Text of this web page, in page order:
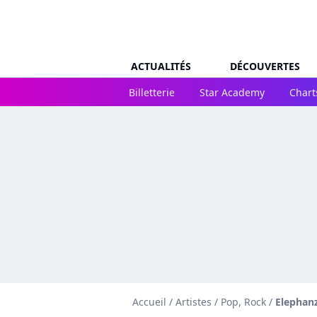
ACTUALITÉS
DÉCOUVERTES
Billetterie
Star Academy
Accueil / Artistes / Pop, Rock /